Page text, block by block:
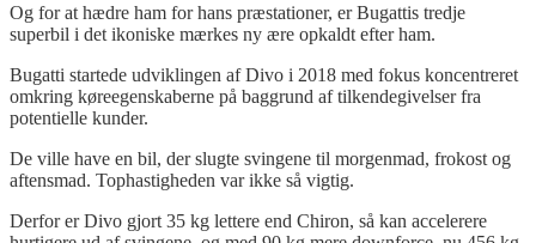
Og for at hædre ham for hans præstationer, er Bugattis tredje
superbil i det ikoniske mærkes ny ære opkaldt efter ham.
Bugatti startede udviklingen afDivo i 2018 med fokus koncentreret
omkring køreegenskaberne på baggrund af tilkendegivelser fra
potentielle kunder.
De ville have en bil, der slugte svingene til morgenmad, frokost og
aftensmad. Tophastigheden var ikke så vigtig.
Derfor erDivo gjort 35 kg lettere end Chiron, så kan accelerere